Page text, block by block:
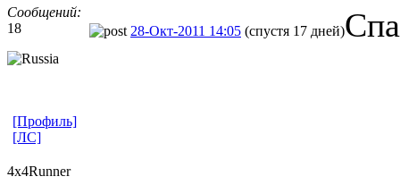
Сообщений:
18
28-Окт-2011 14:05 (спустя 17 дней)
[Профиль]
[ЛС]
4x4Runner